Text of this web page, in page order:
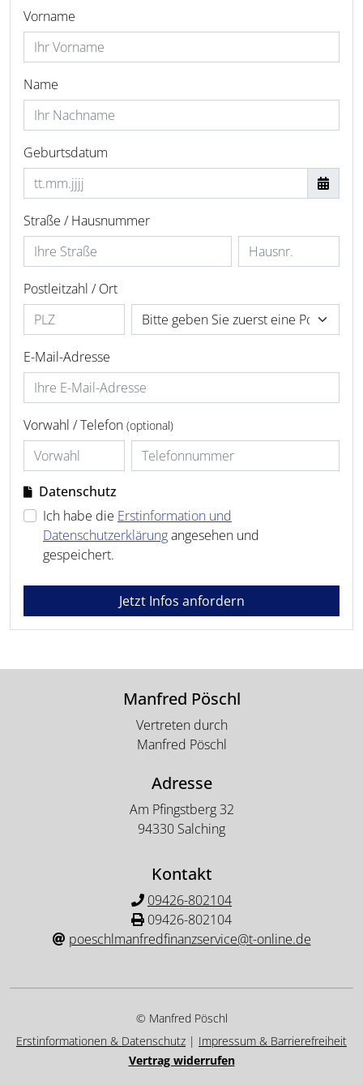
Vorname
Name
Geburtsdatum
Straße / Hausnummer
Postleitzahl / Ort
E-Mail-Adresse
Vorwahl / Telefon (optional)
Datenschutz
Ich habe die Erstinformation und
Datenschutzerklärungangesehen und
gespeichert.
Jetzt Infos anfordern
Manfred Pöschl
Vertreten durch
Manfred Pöschl
Adresse
Am Pfingstberg 32
94330 Salching
Kontakt
09426-802104
09426-802104
poeschlmanfredfinanzservice@t-online.de
© Manfred Pöschl
Erstinformationen & Datenschutz | Impressum & Barrierefreiheit
Vertrag widerrufen